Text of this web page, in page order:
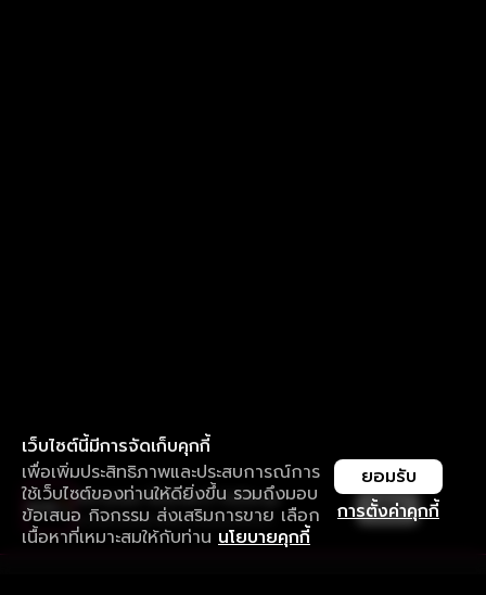
เว็บไซต์นี้มีการจัดเก็บคุกกี้
เพื่อเพิ่มประสิทธิภาพและประสบการณ์การ
ใช้เว็บไซต์ของท่านให้ดียิ่งขึ้น รวมถึงมอบ
ข้อเสนอ กิจกรรม ส่งเสริมการขาย เลือก
เนื้อหาที่เหมาะสมให้กับท่าน นโยบายคุกกี้
การตั้งค่าคุกกี้
ยอมรับ
ใช้งานแอป ลื่นไหลกว่า ไม่มีสะดุด
ดาวน์โหลดแอปเพื่อการรับชมที่ดีกว่า เปิด